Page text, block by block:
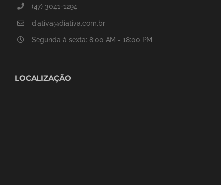
(47) 3041-1294
diativa@diativa.com.br
Segunda à sexta: 8:00 AM - 18:00 PM
LOCALIZAÇÃO